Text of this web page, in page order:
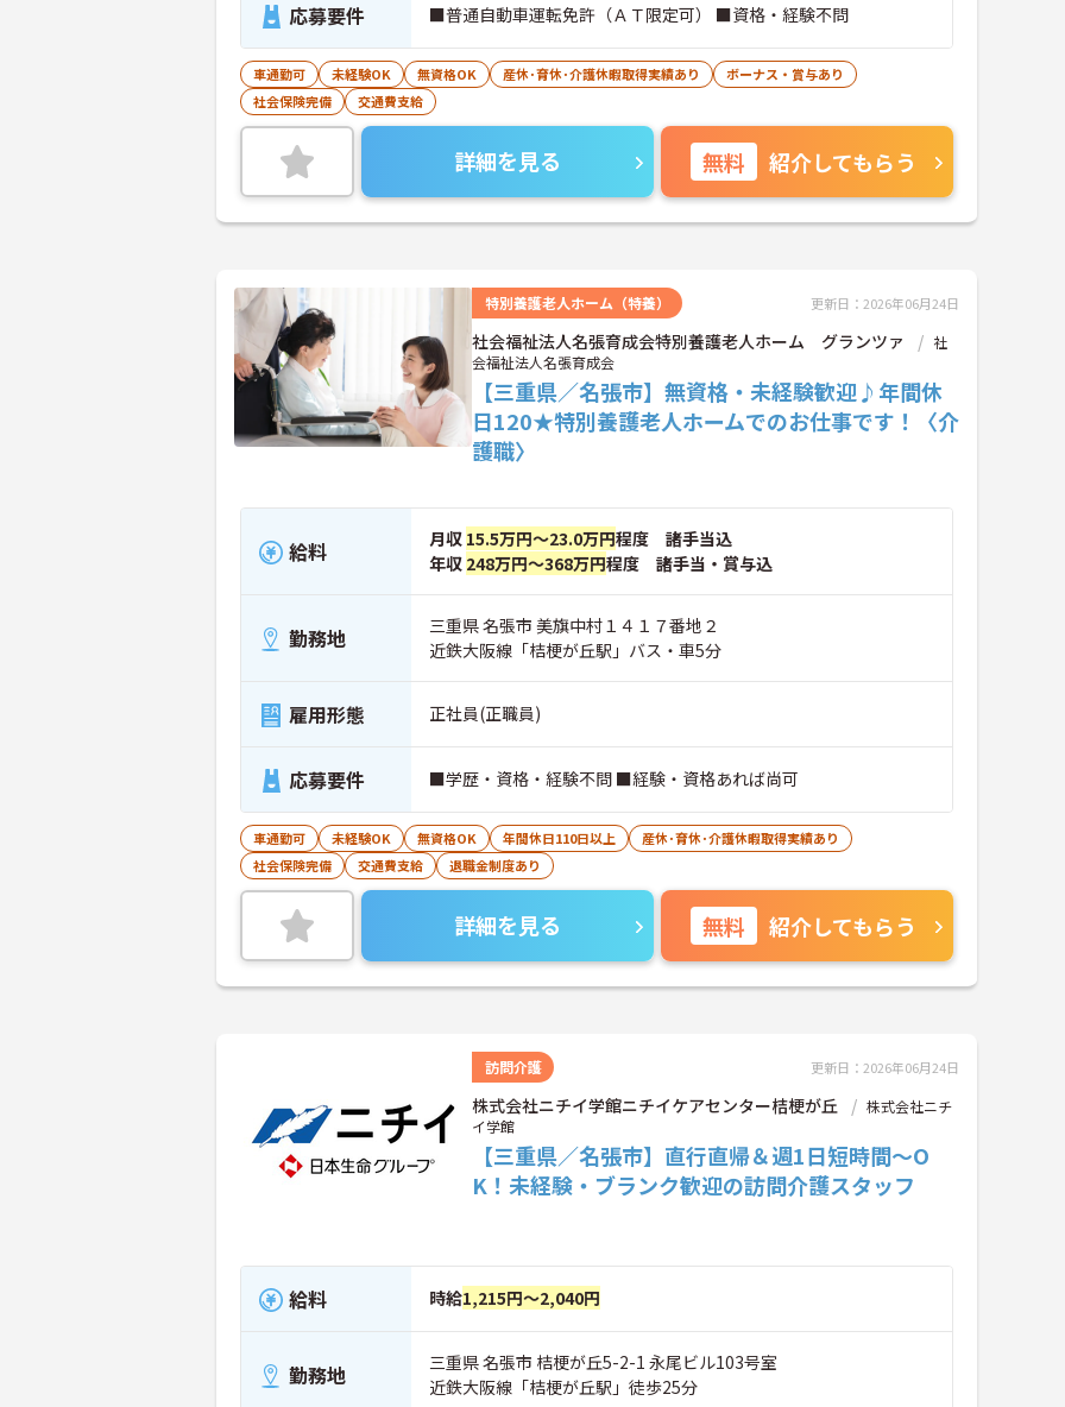
応募要件 ■普通自動車運転免許（ＡＴ限定可） ■資格・経験不問
車通勤可 未経験OK 無資格OK 産休･育休･介護休暇取得実績あり
ボーナス・賞与あり
社会保険完備
交通費支給
詳細を見る 無料 紹介してもらう
特別養護老人ホーム（特養） 更新日：2026年06月24日
社会福祉法人名張育成会特別養護老人ホーム グランツァ
社
会福祉法人名張育成会
【三重県／名張市】無資格・未経験歓迎♪年間休
日120★特別養護老人ホームでのお仕事です！〈介
護職〉
給料 月収 15.5万円～23.0万円程度 諸手当込
年収 248万円～368万円程度 諸手当・賞与込
勤務地
三重県 名張市 美旗中村１４１７番地２
近鉄大阪線「桔梗が丘駅」バス・車5分
雇用形態 正社員(正職員)
応募要件 ■学歴・資格・経験不問 ■経験・資格あれば尚可
車通勤可 未経験OK 無資格OK 年間休日110日以上
産休･育休･介護休暇取得実績あり
社会保険完備
交通費支給 退職金制度あり
詳細を見る 無料 紹介してもらう
訪問介護 更新日：2026年06月24日
株式会社ニチイ学館ニチイケアセンター桔梗が丘
株式会社ニチ
イ学館
【三重県／名張市】直行直帰＆週1日短時間～O
K！未経験・ブランク歓迎の訪問介護スタッフ
給料 時給1,215円～2,040円
勤務地
三重県 名張市 桔梗が丘5-2-1 永尾ビル103号室
近鉄大阪線「桔梗が丘駅」徒歩25分